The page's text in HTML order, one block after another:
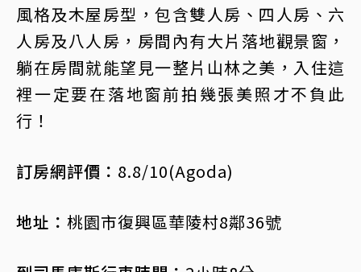
風格及木屋房型，包含雙人房、四人房、六
人房及八人房，房間內有大片落地觀景窗，
躺在房間就能望見一整片山林之美，入住這
裡一定要在落地窗前拍幾張美照才不負此
行！
訂房網評價： 8.8/10(Agoda)
地址： 桃園市復興區華陵村8鄰36號